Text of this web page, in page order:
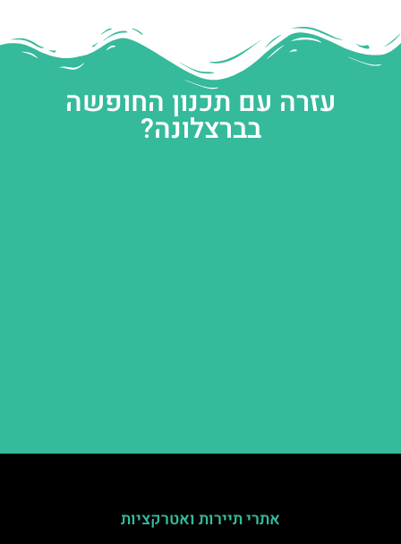
עזרה עם תכנון החופשה
בברצלונה?
אתרי תיירות ואטרקציות